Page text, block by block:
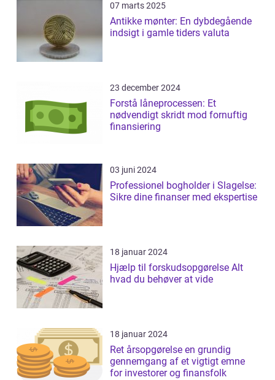
07 marts 2025
Antikke mønter: En dybdegående
indsigt i gamle tiders valuta
23 december 2024
Forstå låneprocessen: Et
nødvendigt skridt mod fornuftig
finansiering
03 juni 2024
Professionel bogholder i Slagelse:
Sikre dine finanser med ekspertise
18 januar 2024
Hjælp til forskudsopgørelse Alt
hvad du behøver at vide
18 januar 2024
Ret årsopgørelse en grundig
gennemgang af et vigtigt emne
for investorer og finansfolk